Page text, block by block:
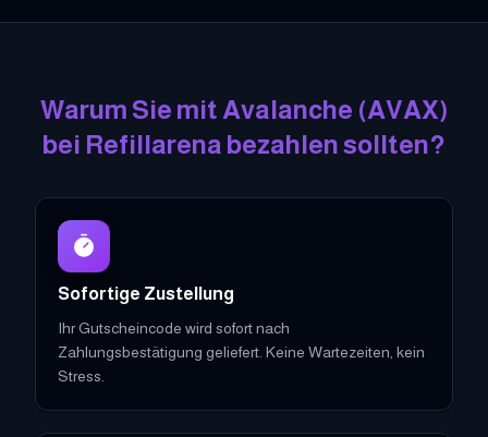
Warum Sie mit Avalanche (AVAX)
bei Refillarena bezahlen sollten?
Sofortige Zustellung
Ihr Gutscheincode wird sofort nach
Zahlungsbestätigung geliefert. Keine Wartezeiten, kein
Stress.